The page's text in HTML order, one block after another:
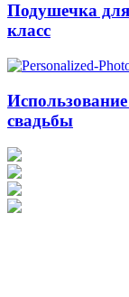
Подушечка
класс
свадьбы